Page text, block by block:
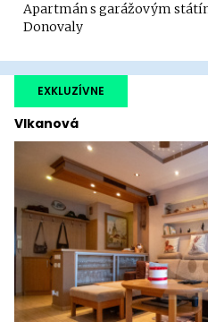
Apartmán s garážovým
Donovaly
Vlkanová
EXKLUZÍVNE